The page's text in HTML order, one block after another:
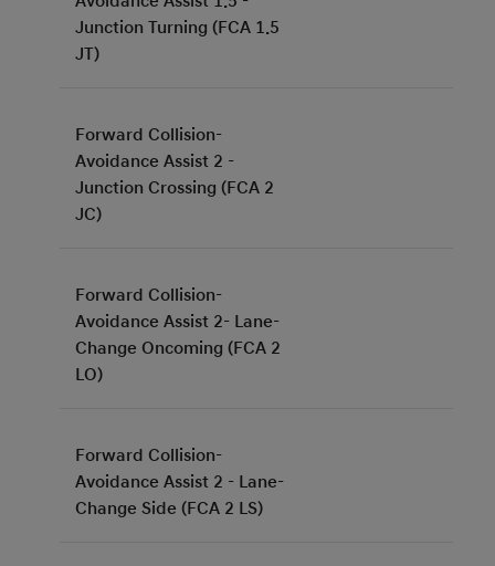
Junction Turning (FCA 1.5
JT)
Forward Collision-
Avoidance Assist 2 -
Junction Crossing (FCA 2
JC)
Forward Collision-
Avoidance Assist 2- Lane-
Change Oncoming (FCA 2
LO)
Forward Collision-
Avoidance Assist 2 - Lane-
Change Side (FCA 2 LS)